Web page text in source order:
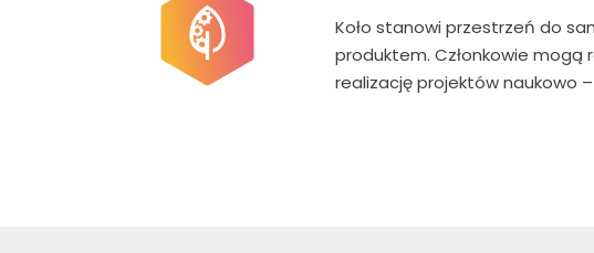
Koło stanowi przestrzeń do
produktem. Członkowie
realizację projektów naukowo –